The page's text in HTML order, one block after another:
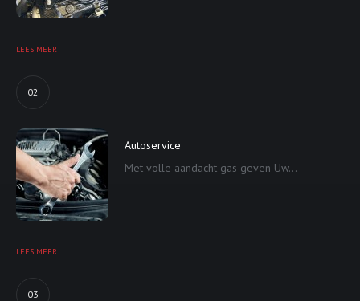
LEES MEER
02
Autoservice
Met volle aandacht gas geven Uw...
LEES MEER
03